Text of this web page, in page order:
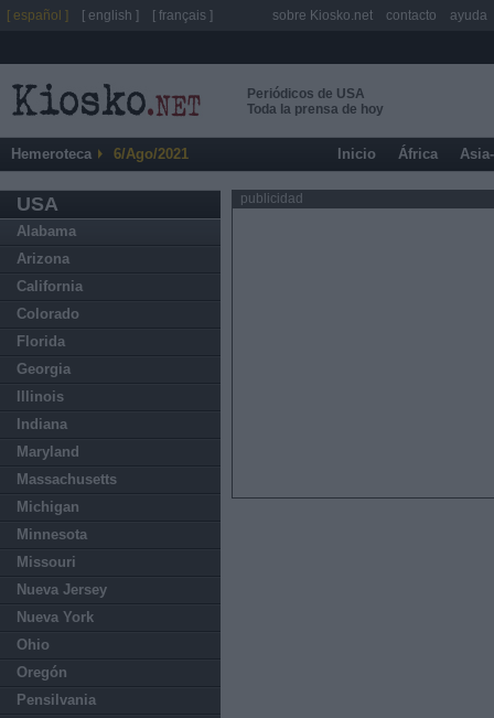
Periódicos de USA
Toda la prensa de hoy
Hemeroteca 6/Ago/2021 Inicio África
USA
Alabama
Arizona
California
Colorado
Florida
Georgia
Illinois
Indiana
Maryland
Massachusetts
Michigan
Minnesota
Missouri
Nueva Jersey
Nueva York
Ohio
Oregón
Pensilvania
publicidad
[ español ] [ english ] [ français ] sobre Kiosko.net contacto ayuda